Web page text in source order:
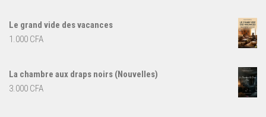
Le grand vide des vacances
1.000 CFA
La chambre aux draps noirs (Nouvelles)
3.000 CFA